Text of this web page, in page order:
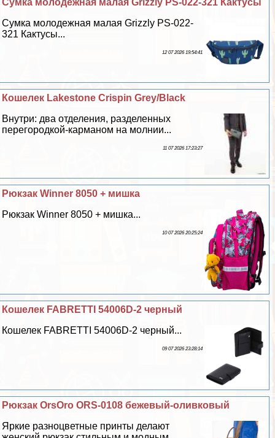
Сумка молодежная малая Grizzly PS-022-
321 Кактусы...
12 07 2026 19:54:41
Кошелек Lakestone Crispin Grey/Black
Внутри: два отделения, разделенных
перегородкой-карманом на молнии...
11 07 2026 17:23:27
Рюкзак Winner 8050 + мишка
Рюкзак Winner 8050 + мишка...
10 07 2026 20:25:24
Кошелек FABRETTI 54006D-2 черный
Кошелек FABRETTI 54006D-2 черный...
09 07 2026 23:28:14
Рюкзак OrsOro ORS-0108 бежевый-оливковый
Яркие разноцветные принты делают